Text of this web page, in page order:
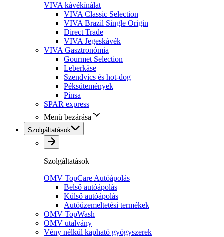
VIVA kávékínálat
VIVA Classic Selection
VIVA Brazil Single Origin
Direct Trade
VIVA Jegeskávék
VIVA Gasztronómia
Gourmet Selection
Leberkäse
Szendvics és hot-dog
Péksütemények
Pinsa
SPAR express
Menü bezárása
Szolgáltatások
Szolgáltatások
OMV TopCare Autóápolás
Belső autóápolás
Külső autóápolás
Autóüzemeltetési termékek
OMV TopWash
OMV utalvány
Vény nélkül kapható gyógyszerek